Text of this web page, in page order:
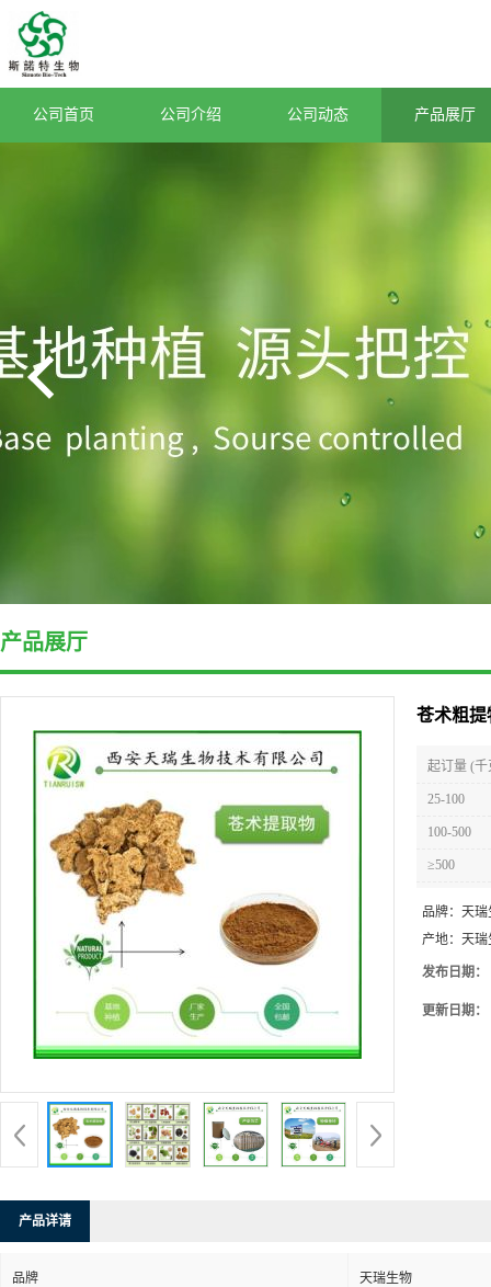
公司首页 公司介绍 公司动态 产品展厅
产品展厅
苍术粗提
起订量 (千
25-100
100-500
≥500
品牌： 天瑞
产地： 天瑞
发布日期：
更新日期：
产品详请
品牌 天瑞生物